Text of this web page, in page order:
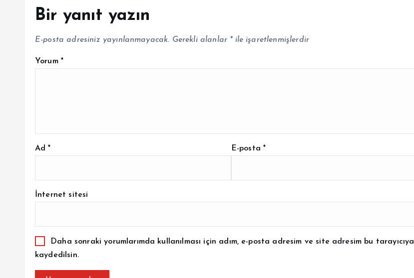
Bir yanıt yazın
E-posta adresiniz yayınlanmayacak. Gerekli alanlar *ile işaretlenmişlerdir
Yorum *
Ad* E-posta*
İnternet sitesi
Daha sonraki yorumlarımda kullanılması için adım, e-posta adresim ve site adresim bu tarayıcıya
kaydedilsin.